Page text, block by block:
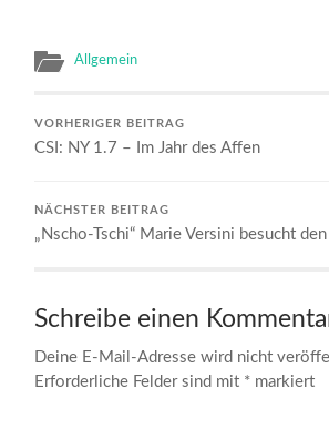
Allgemein
VORHERIGER BEITRAG
CSI: NY 1.7 – Im Jahr des Affen
NÄCHSTER BEITRAG
„Nscho-Tschi“ Marie Versini besucht
Schreibe einen
Deine E-Mail-Adresse wird nicht
Erforderliche Felder sind mit * markiert